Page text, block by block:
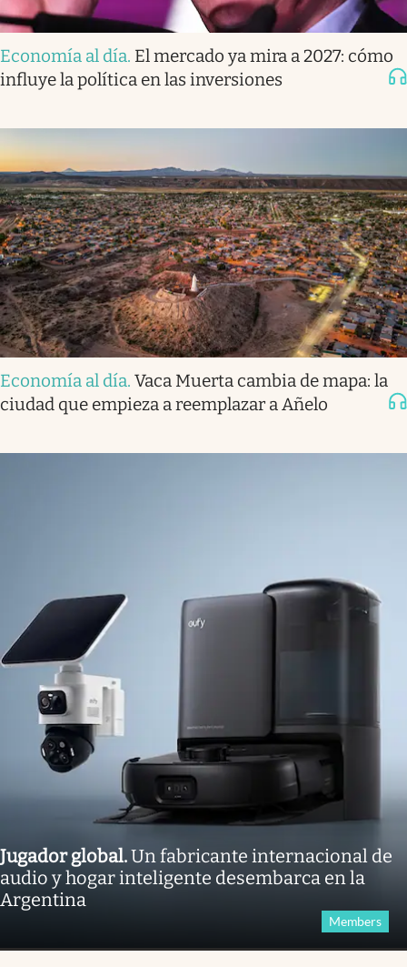
Economía al día. El mercado ya mira a 2027: cómo
influye la política en las inversiones
Economía al día. Vaca Muerta cambia de mapa: la
ciudad que empieza a reemplazar a Añelo
Jugador global.Un fabricante internacional de
audio y hogar inteligente desembarca en la
Argentina
Members